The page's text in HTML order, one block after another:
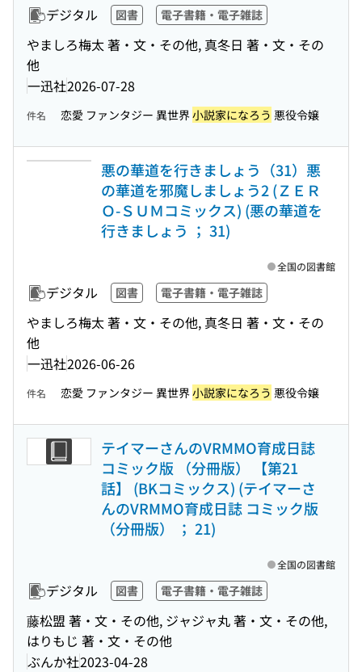
デジタル 図書 電子書籍・電子雑誌
やましろ梅太 著・文・その他, 真冬日 著・文・その
他
一迅社2026-07-28
件名 恋愛 ファンタジー 異世界小説家になろう 悪役令嬢
悪の華道を行きましょう（31）悪
の華道を邪魔しましょう2 (ＺＥＲ
Ｏ-ＳＵＭコミックス) (悪の華道を
行きましょう ； 31)
デジタル 図書 電子書籍・電子雑誌
やましろ梅太 著・文・その他, 真冬日 著・文・その
他
一迅社2026-06-26
全国の図書館
件名 恋愛 ファンタジー 異世界小説家になろう 悪役令嬢
テイマーさんのVRMMO育成日誌
コミック版 （分冊版） 【第21
話】 (BKコミックス) (テイマーさ
んのVRMMO育成日誌 コミック版
（分冊版） ； 21)
デジタル 図書 電子書籍・電子雑誌
藤松盟 著・文・その他, ジャジャ丸 著・文・その他,
はりもじ 著・文・その他
ぶんか社2023-04-28
全国の図書館